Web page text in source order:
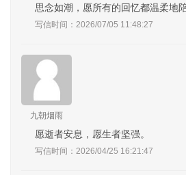
思念如潮，愿所有的回忆都温柔地
写信时间：2026/07/05 11:48:27
九朝烟雨
愿逝者安息，愿生者坚强。
写信时间：2026/04/25 16:21:47